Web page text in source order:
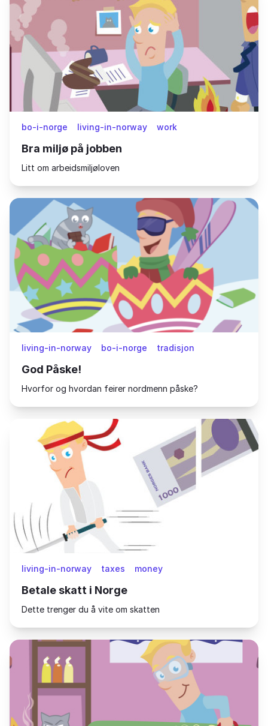
bo-i-norge living-in-norway work
Bra miljø på jobben
Litt om arbeidsmiljøloven
living-in-norway bo-i-norge tradisjon
God Påske!
Hvorfor og hvordan feirer nordmenn påske?
living-in-norway taxes money
Betale skatt i Norge
Dette trenger du å vite om skatten